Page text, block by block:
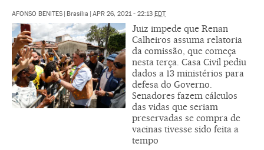
AFONSO BENITES Brasília APR 26, 2021 - 22:13 EDT
Juiz impede que Renan
Calheiros assuma relatoria
da comissão, que começa
nesta terça. Casa Civil pediu
dados a 13 ministérios para
defesa do Governo.
Senadores fazem cálculos
das vidas que seriam
preservadas se compra de
vacinas tivesse sido feita a
tempo